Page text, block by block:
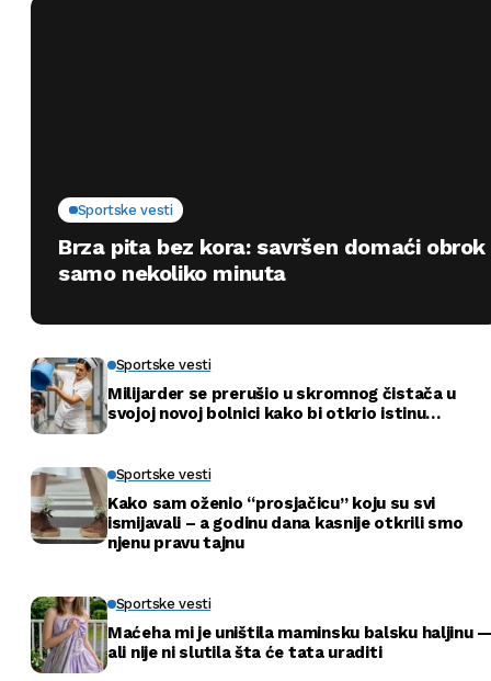
Sportske vesti
Brza pita bez kora: savršen domaći obrok
samo nekoliko minuta
Sportske vesti
Milijarder se prerušio u skromnog čistača u
svojoj novoj bolnici kako bi otkrio istinu…
Sportske vesti
Kako sam oženio “prosjačicu” koju su svi
ismijavali – a godinu dana kasnije otkrili smo
njenu pravu tajnu
Sportske vesti
Maćeha mi je uništila maminsku balsku haljinu
ali nije ni slutila šta će tata uraditi